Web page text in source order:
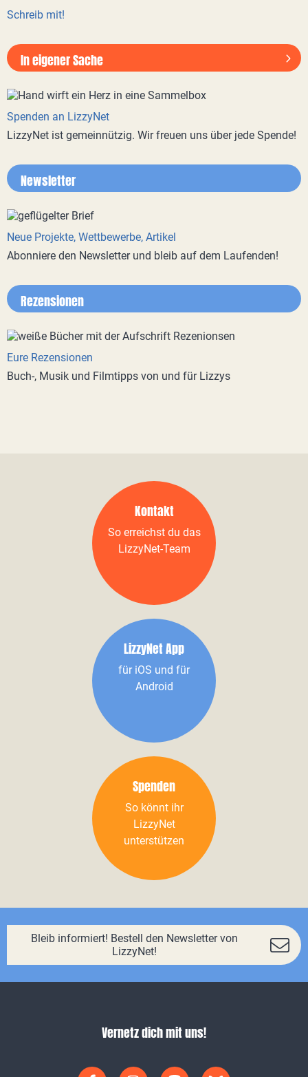
Schreib mit!
In eigener Sache
Spenden an LizzyNet
LizzyNet ist gemeinnützig. Wir freuen uns über jede Spende!
Newsletter
Neue Projekte, Wettbewerbe, Artikel
Abonniere den Newsletter und bleib auf dem Laufenden!
Rezensionen
Eure Rezensionen
Buch-, Musik und Filmtipps von und für Lizzys
Kontakt
So erreichst du das
LizzyNet-Team
LizzyNet App
für iOS und für
Android
Spenden
So könnt ihr
LizzyNet
unterstützen
Bleib informiert! Bestell den Newsletter von
LizzyNet!
Vernetz dich mit uns!